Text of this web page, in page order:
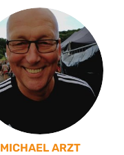
MICHAEL ARZT